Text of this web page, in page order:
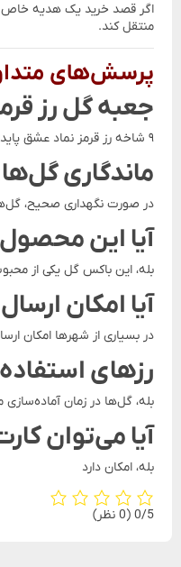
منتقل کند.
پرسش‌های
جعبه گل رز قرمز ۹ شاخه چه مفهومی
۹ شاخه رز قرمز نماد عشق پایدار، وفاداری و علاقه‌ای است که برای همیشه ادامه دارد.
ماندگاری
در صورت نگهداری صحیح، گل‌ها معمولاً بین ۵ تا ۱۰
آیا این
بله، این باکس گل یکی از
آیا امکان
در بسیاری از شهرها امکان
رزهای
بله، گل‌ها در زمان
آیا می‌توان
بله، امکان دارد
‫0/5 ‫(0 نظر)